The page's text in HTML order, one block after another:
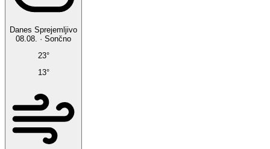
Danes Sprejemljivo
08.08. · Sončno
23°
13°